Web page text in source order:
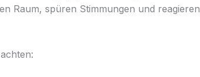
Raum, spüren Stimmungen und reagieren